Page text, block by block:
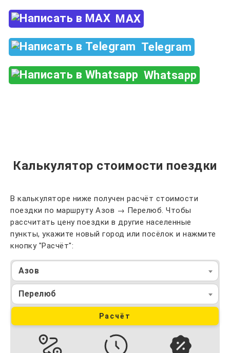
MAX
Telegram
Whatsapp
Калькулятор стоимости поездки
В калькуляторе ниже получен расчёт стоимости
поездки по маршруту Азов → Перелюб. Чтобы
рассчитать цену поездки в другие населенные
пункты, укажите новый город или посёлок и нажмите
кнопку "Расчёт":
Азов
Перелюб
Расчёт